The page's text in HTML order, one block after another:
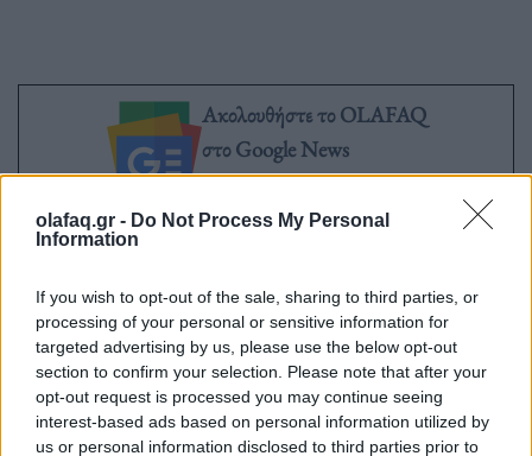
olafaq.gr - Do Not Process My Personal
Information
If you wish to opt-out of the sale, sharing to third parties, or
processing of your personal or sensitive information for
targeted advertising by us, please use the below opt-out
section to confirm your selection. Please note that after your
opt-out request is processed you may continue seeing
interest-based ads based on personal information utilized by
us or personal information disclosed to third parties prior to
Ακολουθήστε το OLAFAQ
στο Google News
Newsroom
Ετικέτες : Διεθνής Οργανισμός Μετανάστευσης,ναυάγιο Πράσινο
Ακρωτήρι, Πράσινο Ακρωτήρι ,Σενεγάλη.